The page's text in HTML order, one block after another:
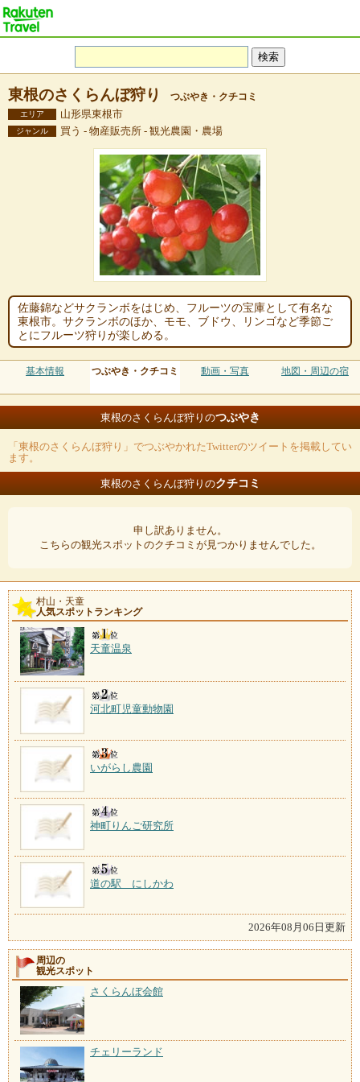
東根のさくらんぼ狩り つぶやき・クチコミ
エリア 山形県東根市
ジャンル 買う - 物産販売所 - 観光農園・農場
佐藤錦などサクランボをはじめ、フルーツの宝庫として有名な
東根市。サクランボのほか、モモ、ブドウ、リンゴなど季節ご
とにフルーツ狩りが楽しめる。
基本情報 つぶやき・クチコミ 動画・写真 地図・周辺の宿
東根のさくらんぼ狩りのつぶやき
「東根のさくらんぼ狩り」でつぶやかれたTwitterのツイートを掲載してい
ます。
東根のさくらんぼ狩りのクチコミ
申し訳ありません。
こちらの観光スポットのクチコミが見つかりませんでした。
村山・天童
人気スポットランキング
天童温泉
河北町児童動物園
いがらし農園
神町りんご研究所
道の駅 にしかわ
2026年08月06日更新
周辺の
観光スポット
さくらんぼ会館
チェリーランド